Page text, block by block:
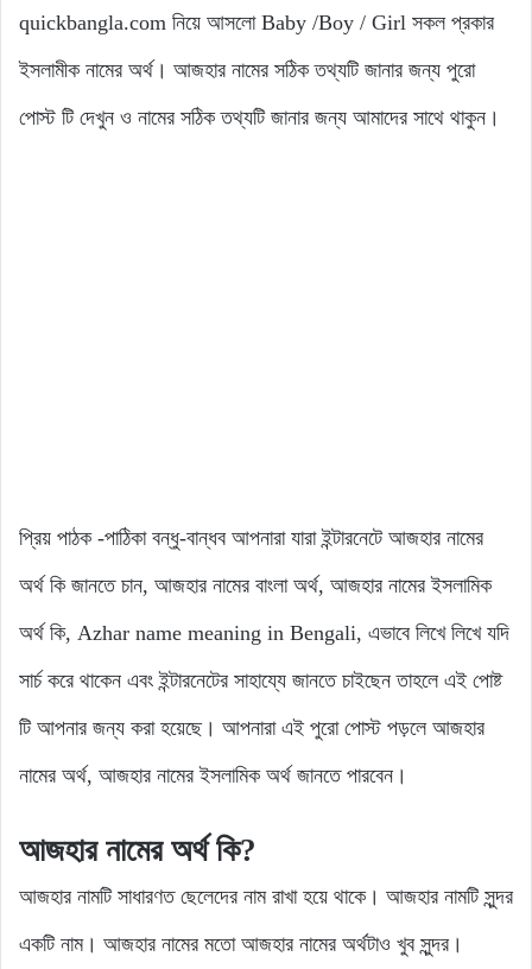
quickbangla.com নিয়ে আসলো Baby /Boy / Girl সকল প্রকার
ইসলামীক নামের অর্থ। আজহার নামের সঠিক তথ্যটি জানার জন্য পুরো
পোস্ট টি দেখুন ও নামের সঠিক তথ্যটি জানার জন্য আমাদের সাথে থাকুন।
প্রিয় পাঠক -পাঠিকা বন্ধু-বান্ধব আপনারা যারা ইন্টারনেটে আজহার নামের
অর্থ কি জানতে চান, আজহার নামের বাংলা অর্থ, আজহার নামের ইসলামিক
অর্থ কি, Azhar name meaning in Bengali, এভাবে লিখে লিখে যদি
সার্চ করে থাকেন এবং ইন্টারনেটের সাহায্যে জানতে চাইছেন তাহলে এই পোষ্ট
টি আপনার জন্য করা হয়েছে। আপনারা এই পুরো পোস্ট পড়লে আজহার
নামের অর্থ, আজহার নামের ইসলামিক অর্থ জানতে পারবেন।
আজহার নামের অর্থকি?
আজহার নামটি সাধারণত ছেলেদের নাম রাখা হয়ে থাকে। আজহার নামটি সুন্দর
একটি নাম। আজহার নামের মতো আজহার নামের অর্থটাও খুব সুন্দর।